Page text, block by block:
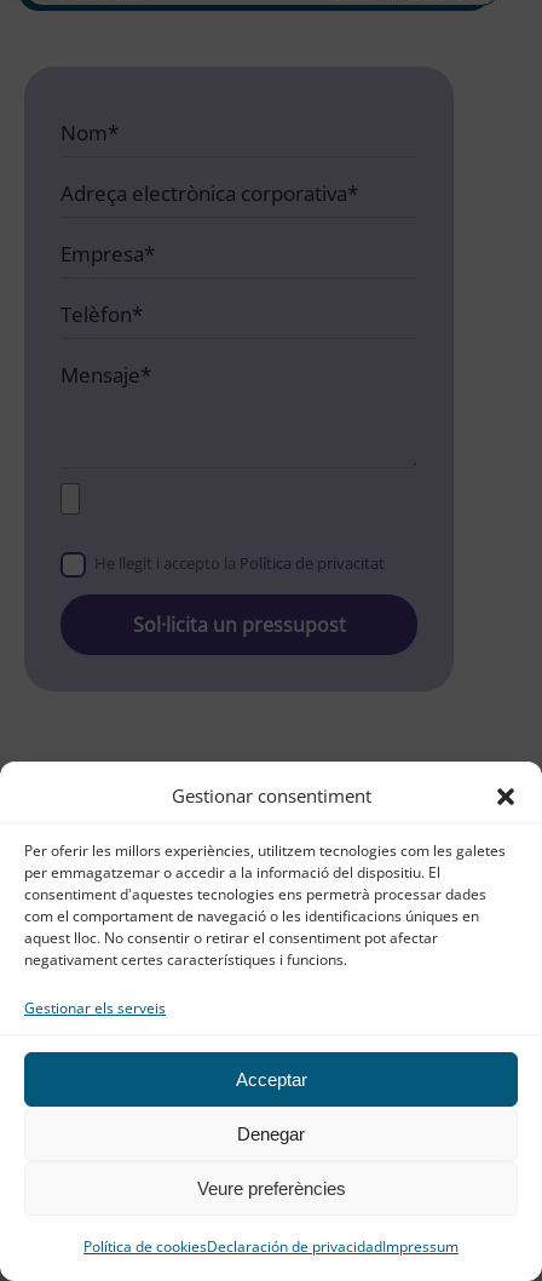
Gestionar consentiment
Per oferir les millors experiències, utilitzem tecnologies com les galetes
per emmagatzemar o accedir a la informació del dispositiu. El
consentiment d'aquestes tecnologies ens permetrà processar dades
com el comportament de navegació o les identificacions úniques en
aquest lloc. No consentir o retirar el consentiment pot afectar
negativament certes característiques i funcions.
Gestionar els serveis
Acceptar
Denegar
Veure preferències
Política de cookiesDeclaración de privacidadImpressum
He llegit i accepto la Política de privacitat
Please
leave
this
interessar
Analítica Shopify internacional: com
mercat
llegir article complet